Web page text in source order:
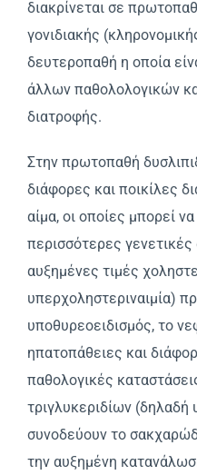
διακρίνεται σε
γονιδιακής
δευτεροπαθή η οποία
άλλων παθολολογικών
διατροφής.
Στην πρωτοπαθή
διάφορες και ποικίλες
αίμα, οι οποίες μπορεί
περισσότερες
αυξημένες τιμές
υπερχοληστεριναιμία)
υποθυρεοειδισμός, το
ηπατοπάθειες και
παθολογικές
τριγλυκεριδίων (δηλαδή
συνοδεύουν το
την αυξημένη